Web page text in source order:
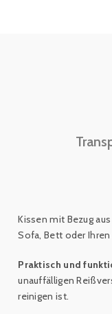
Kissen mit Bezug
Sofa, Bett oder
Praktisch und
unauffälligen
reinigen ist.